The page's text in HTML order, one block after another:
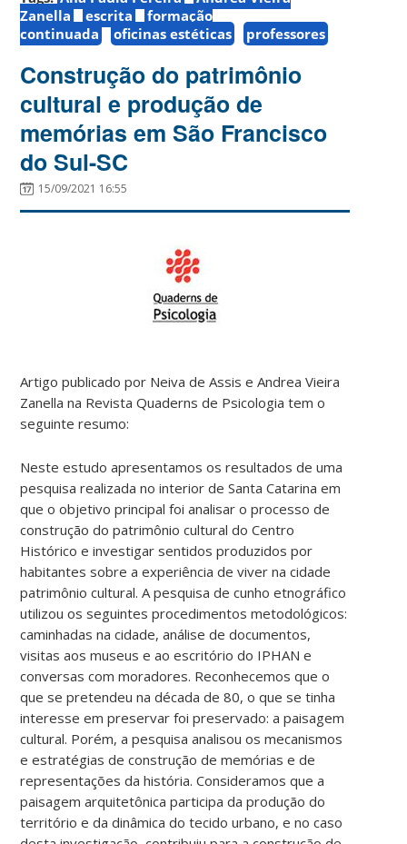
Zanella
escrita
formação
continuada
oficinas estéticas professores
Construção do patrimônio
cultural e produção de
memórias em São Francisco
do Sul-SC
15/09/2021 16:55
Artigo publicado por Neiva de Assis e Andrea Vieira
Zanella na Revista Quaderns de Psicologia tem o
seguinte resumo:
Neste estudo apresentamos os resultados de uma
pesquisa realizada no interior de Santa Catarina em
que o objetivo principal foi analisar o processo de
construção do patrimônio cultural do Centro
Histórico e investigar sentidos produzidos por
habitantes sobre a experiência de viver na cidade
patrimônio cultural. A pesquisa de cunho etnográfico
utilizou os seguintes procedimentos metodológicos:
caminhadas na cidade, análise de documentos,
visitas aos museus e ao escritório do IPHAN e
conversas com moradores. Reconhecemos que o
que se pretendeu na década de 80, o que se tinha
interesse em preservar foi preservado: a paisagem
cultural. Porém, a pesquisa analisou os mecanismos
e estratégias de construção de memórias e de
representações da história. Consideramos que a
paisagem arquitetônica participa da produção do
território e da dinâmica do tecido urbano, e no caso